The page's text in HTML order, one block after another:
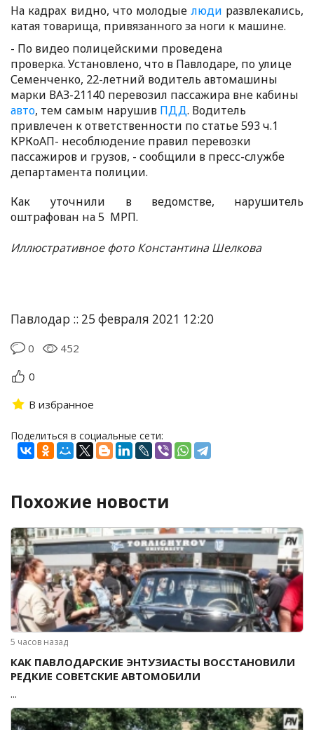
На кадрах видно, что молодыелюди развлекались,
катая товарища, привязанного за ноги к машине.
- По видео полицейскими проведена
проверка. Установлено, что в Павлодаре, по улице
Семенченко, 22-летний водитель автомашины
марки ВАЗ-21140 перевозил пассажира вне кабины
авто, тем самым нарушив ПДД. Водитель
привлечен к ответственности по статье 593 ч.1
КРКоАП- несоблюдение правил перевозки
пассажиров и грузов, - сообщили в пресс-службе
департамента полиции.
Как уточнили в ведомстве, нарушитель
оштрафован на 5 МРП.
Иллюстративное фото Константина Шелкова
Павлодар :: 25 февраля 2021 12:20
0
452
0
В избранное
Поделиться в социальные сети:
Похожие новости
5 часов назад
КАК ПАВЛОДАРСКИЕ ЭНТУЗИАСТЫ ВОССТАНОВИЛИ
РЕДКИЕ СОВЕТСКИЕ АВТОМОБИЛИ
...